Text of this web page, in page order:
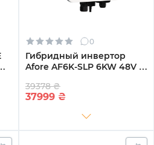
0
Гибридный инвертор
Afore AF6K-SLP 6KW 48V 2
Однофазный (AF6K-SLP)
39378 ₴
37999 ₴